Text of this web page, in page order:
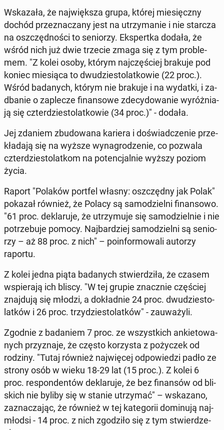
Wska­za­ła, że naj­więk­sza grupa, której mie­sięcz­ny
dochód prze­zna­cza­ny jest na utrzy­ma­nie i nie starcza
na oszczęd­no­ści to se­nio­rzy. Eks­pert­ka dodała, że
wśród nich już dwie trzecie zmaga się z tym pro­ble­
mem. "Z kolei osoby, którym naj­czę­ściej brakuje pod
koniec mie­sią­ca to dwu­dzie­sto­lat­ko­wie (22 proc.).
Wśród ba­da­nych, którym nie brakuje i na wydatki, i za­
dba­nie o za­ple­cze fi­nan­so­we zde­cy­do­wa­nie wy­róż­nia­
ją się czter­dzie­sto­lat­ko­wie (34 proc.)" - dodała.
Jej zdaniem zbu­do­wa­na kariera i do­świad­cze­nie prze­
kła­da­ją się na wyższe wy­na­gro­dze­nie, co pozwala
czter­dzie­sto­lat­kom na po­ten­cjal­nie wyższy poziom
życia.
Raport "Polaków portfel własny: oszczęd­ny jak Polak"
pokazał również, że Polacy są sa­mo­dziel­ni fi­nan­so­wo.
"61 proc. de­kla­ru­je, że utrzy­mu­je się sa­mo­dziel­nie i nie
po­trze­bu­je pomocy. Naj­bar­dziej sa­mo­dziel­ni są se­nio­
rzy – aż 88 proc. z nich" – po­in­for­mo­wa­li autorzy
raportu.
Z kolei jedna piąta ba­da­nych stwier­dzi­ła, że czasem
wspie­ra­ją ich bliscy. "W tej grupie znacz­nie czę­ściej
znaj­du­ją się młodzi, a do­kład­nie 24 proc. dwu­dzie­sto­
lat­ków i 26 proc. trzy­dzie­sto­lat­ków" - za­uwa­ży­li.
Zgodnie z ba­da­niem 7 proc. ze wszyst­kich an­kie­to­wa­
nych przy­zna­je, że często ko­rzy­sta z po­ży­czek od
rodziny. "Tutaj również naj­wię­cej od­po­wie­dzi padło ze
strony osób w wieku 18-29 lat (15 proc.). Z kolei 6
proc. re­spon­den­tów de­kla­ru­je, że bez fi­nan­sów od bli­
skich nie byliby się w stanie utrzy­mać" – wska­za­no,
za­zna­cza­jąc, że również w tej ka­te­go­rii do­mi­nu­ją naj­
młod­si - 14 proc. z nich zgo­dzi­ło się z tym stwier­dze­